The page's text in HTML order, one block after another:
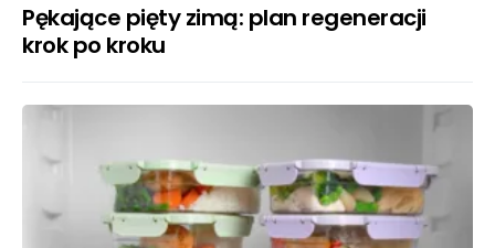
Pękające pięty zimą: plan regeneracji
krok po kroku